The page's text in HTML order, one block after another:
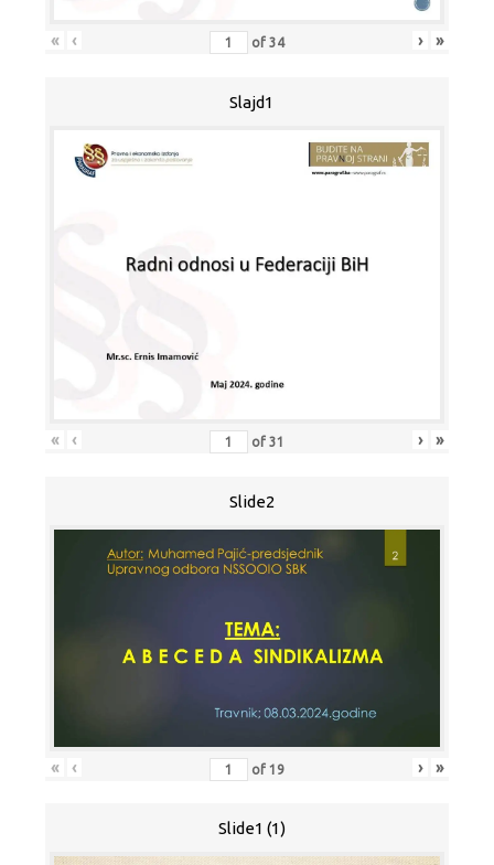
« ‹ of 34 › »
Slajd1
« ‹ of 31 › »
Slide2
« ‹ of 19 › »
Slide1 (1)